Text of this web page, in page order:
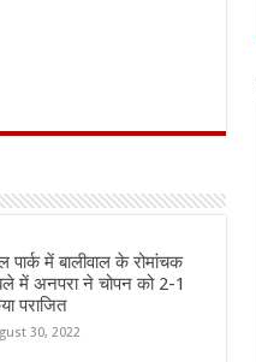
पार्क में बालीवाल के रोमांचक
में अनपरा ने चोपन को 2-1
पराजित
30, 2022